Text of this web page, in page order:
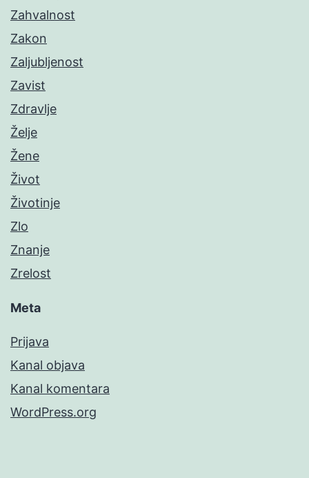
Zahvalnost
Zakon
Zaljubljenost
Zavist
Zdravlje
Želje
Žene
Život
Životinje
Zlo
Znanje
Zrelost
Meta
Prijava
Kanal objava
Kanal komentara
WordPress.org